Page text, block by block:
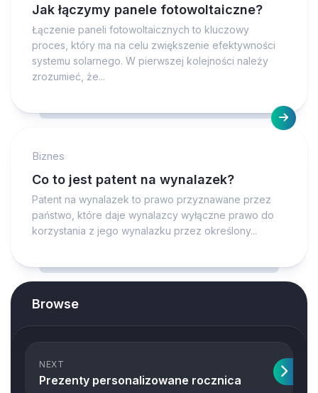
Jak łączymy panele fotowoltaiczne?
Łączenie paneli fotowoltaicznych to kluczowy
proces, który ma na celu zwiększenie efektywności
systemu solarnego. W pierwszej kolejności należy
zrozumieć, że...
Biznes
Co to jest patent na wynalazek?
Patent na wynalazek to prawo przyznawane przez
państwo, które daje wynalazcy wyłączne prawo do
korzystania z jego wynalazku przez określony...
Browse
NEXT
Prezenty personalizowane rocznica